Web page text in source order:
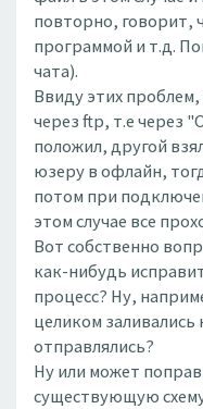
повторно, говорит,
программой и т.д.
чата).
Ввиду этих
через ftp, т.е через
положил, другой
юзеру в офлайн,
потом при
этом случае все
Вот собственно
как-нибудь
процесс? Ну,
целиком
отправлялись?
Ну или может
существующую